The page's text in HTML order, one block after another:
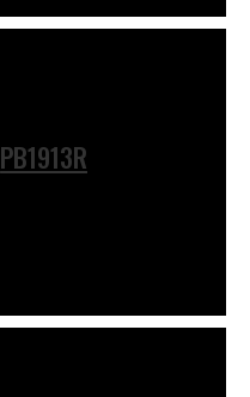
PB1913R